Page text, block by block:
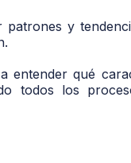
patrones y
entender qué
todos los